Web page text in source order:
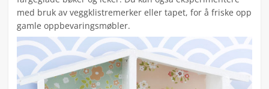
med bruk av veggklistremerker eller tapet, for å friske opp
gamle oppbevaringsmøbler.